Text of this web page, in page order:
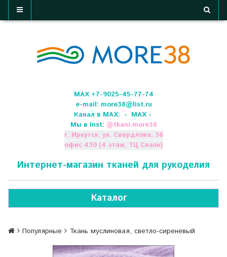
МАХ +7-9025-45-77-74
e-mail: more38@list.ru
Канал в МАХ: - МАХ -
Мы в Inst: @tkani.more38
г. Иркутск, ул. Свердлова, 36
офис 430 (4 этаж, ТЦ Сезон)
Интернет-магазин тканей для рукоделия
Каталог
Популярные Ткань муслиновая, светло-сиреневый